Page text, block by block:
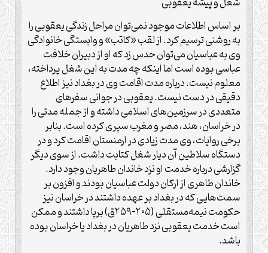
بر اساس اطلاعات موجود نمی‌توان مراحل زندگی یعقوبی را
به روشنی ترسیم کرد. از لقب «کاتب» و وابستگی خانوادگی
وی به عباسیان می‌توان حدس زد که او از دبیران خلافت
عباسی بوده است اما اینکه چه مدت به این شغل پرداخته،
معلوم نیست. درباره مدت اقامت وی در بغداد نیز اطلاع
دقیقی در دست نیست. یعقوبی در جوانی سفرهای
متعددی در سرزمین‌های اسلامی داشته و از جمله مدتی را
در خراسان، هند، مصر و مغرب سپری کرده است. بنابر
برخی روایات، وی مدت زیادی در ارمنستان اقامت کرد و در
دستگاه سلاطین آن دیار شغل کتابت داشت. از سوی دیگر
گزارشی درباره خدمت او نزد خاندان طاهریان وجود دارد.
خاندان طاهری از ارکان دولت عباسیان بودند و افزون بر
سمت‌هایی که در بغداد بر عهده داشتند در خراسان نیز
حکومت نیمه‌مستقلی (۲۰۵-۲۵۹ق) برپا داشتند و ممکن
است خدمت یعقوبی نزد طاهریان در بغداد یا خراسان بوده
باشد.